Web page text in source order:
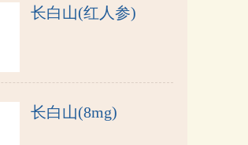
长白山(红人参)
长白山(8mg)